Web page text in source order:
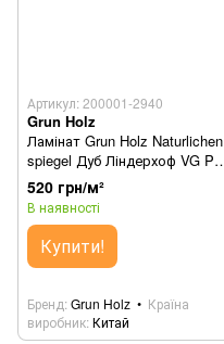
Артикул: 200001-2940
Grun Holz
Ламінат Grun Holz Naturlichen
spiegel Дуб Ліндерхоф VG PF
92508-8
520 грн/м²
В наявності
Купити!
Бренд Grun Holz
Країна
виробник Китай